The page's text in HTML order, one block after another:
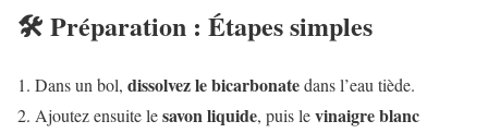
🛠️ Préparation : Étapes simples
Dans un bol, dissolvez le bicarbonatedans l’eau tiède.
Ajoutez ensuite lesavon liquide, puis levinaigre blanc